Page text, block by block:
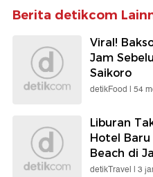
Berita detikcom
Viral!
Jam
Saikoro
detikFood | 54
Liburan
Hotel
Beach di
detikTravel | 3